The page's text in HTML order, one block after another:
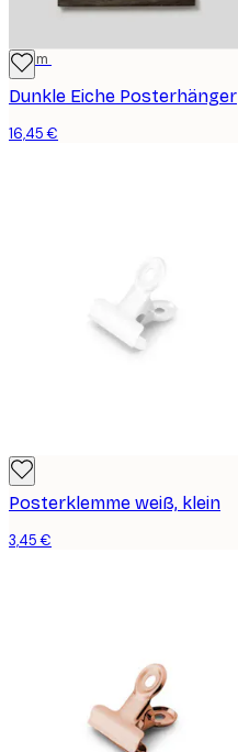
22 cm
Dunkle Eiche Posterhänger
16,45 €
Posterklemme weiß, klein
3,45 €